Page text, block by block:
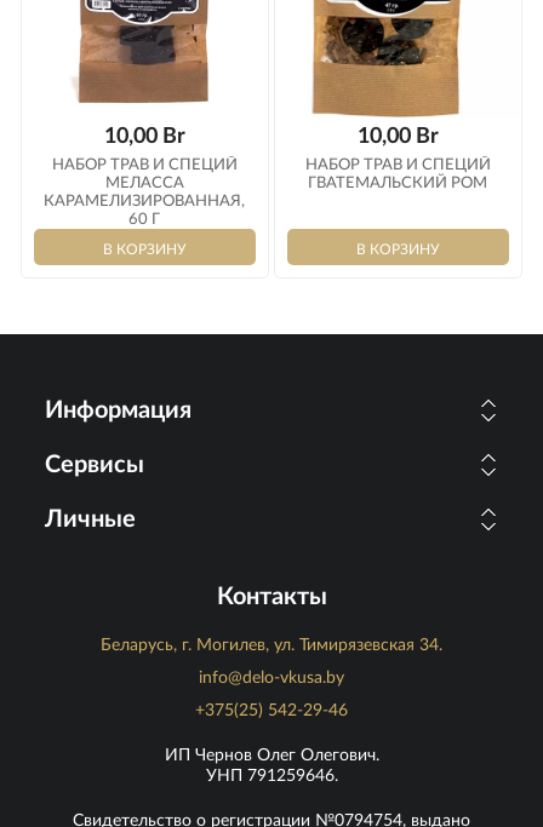
10,00 Br
НАБОР ТРАВ И СПЕЦИЙ
МЕЛАССА
КАРАМЕЛИЗИРОВАННАЯ,
60 Г
10,00 Br
НАБОР ТРАВ И СПЕЦИЙ
ГВАТЕМАЛЬСКИЙ РОМ
Информация
Сервисы
Личные
Контакты
Беларусь, г. Могилев, ул. Тимирязевская 34.
info@delo-vkusa.by
+375(25) 542-29-46
ИП Чернов Олег Олегович.
УНП 791259646.
Свидетельство о регистрации №0794754, выдано